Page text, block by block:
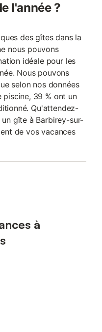
l'année ?
des gîtes dans la
nous pouvons
idéale pour les
Nous pouvons
selon nos données
piscine, 39 % ont un
Qu'attendez-
gîte à Barbirey-sur-
de vos vacances
à